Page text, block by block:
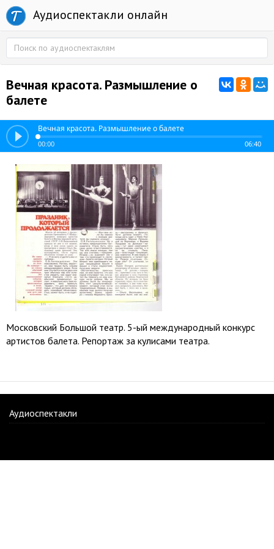
Аудиоспектакли онлайн
Вечная красота. Размышление о
балете
Вечная красота. Размышление о балете
00:00 06:40
Московский Большой театр. 5-ый международный конкурс
артистов балета. Репортаж за кулисами театра.
Аудиоспектакли